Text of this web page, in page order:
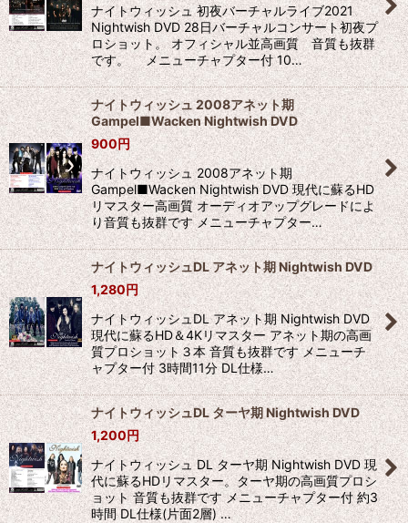
ナイトウィッシュ 初夜バーチャルライブ2021
Nightwish DVD 28日バーチャルコンサート初夜プ
ロショット。 オフィシャル並高画質 音質も抜群
です。 メニューチャプター付 10…
ナイトウィッシュ 2008アネット期
Gampel■Wacken Nightwish DVD
900円
ナイトウィッシュ 2008アネット期
Gampel■Wacken Nightwish DVD 現代に蘇るHD
リマスター高画質 オーディオアップグレードによ
り音質も抜群です メニューチャプター…
ナイトウィッシュDL アネット期 Nightwish DVD
1,280円
ナイトウィッシュDL アネット期 Nightwish DVD
現代に蘇るHD＆4Kリマスター アネット期の高画
質プロショット３本 音質も抜群です メニューチ
ャプター付 3時間11分 DL仕様…
ナイトウィッシュDL ターヤ期 Nightwish DVD
1,200円
ナイトウィッシュ DL ターヤ期 Nightwish DVD 現
代に蘇るHDリマスター。ターヤ期の高画質プロシ
ョット 音質も抜群です メニューチャプター付 約3
時間 DL仕様(片面2層) …